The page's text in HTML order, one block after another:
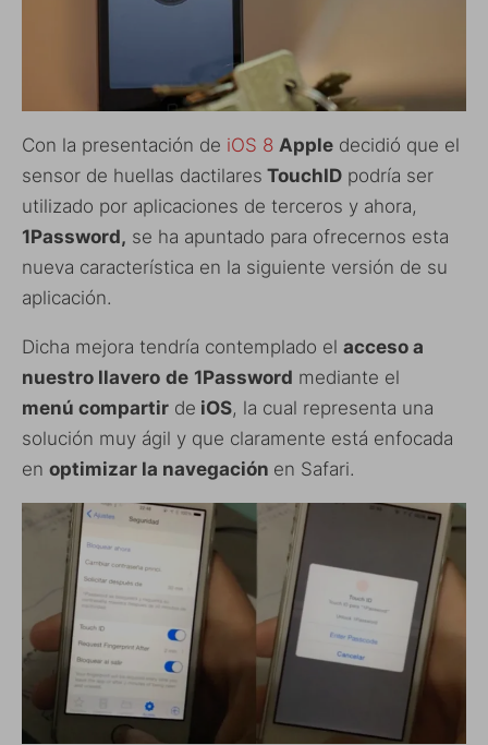
Con la presentación de iOS 8 Apple decidió que el
sensor de huellas dactilares TouchID podría ser
utilizado por aplicaciones de terceros y ahora,
1Password, se ha apuntado para ofrecernos esta
nueva característica en la siguiente versión de su
aplicación.
Dicha mejora tendría contemplado el acceso a
nuestro llavero de 1Password mediante el
menú compartir de iOS, la cual representa una
solución muy ágil y que claramente está enfocada
en optimizar la navegación en Safari.